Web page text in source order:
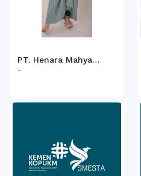
PT. Henara Mahya
Ihsani (Mynada)
-